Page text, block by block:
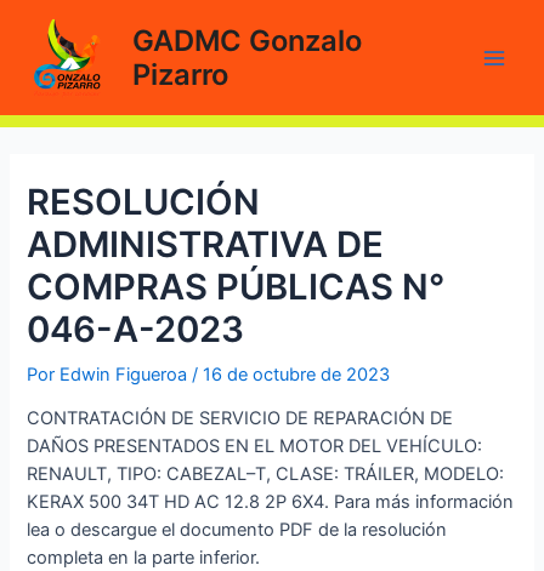
contenido
GADMC Gonzalo
Pizarro
RESOLUCIÓN
ADMINISTRATIVA DE
COMPRAS PÚBLICAS N°
046-A-2023
Por Edwin Figueroa/16 de octubre de 2023
CONTRATACIÓN DE SERVICIO DE REPARACIÓN DE
DAÑOS PRESENTADOS EN EL MOTOR DEL VEHÍCULO:
RENAULT, TIPO: CABEZAL–T, CLASE: TRÁILER, MODELO:
KERAX 500 34T HD AC 12.8 2P 6X4. Para más información
lea o descargue el documento PDF de la resolución
completa en la parte inferior.